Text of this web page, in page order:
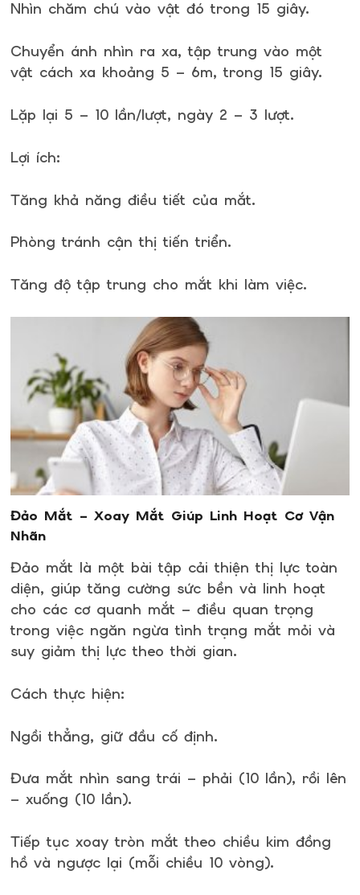
Nhìn chăm chú vào vật đó trong 15 giây.
Chuyển ánh nhìn ra xa, tập trung vào một
vật cách xa khoảng 5 – 6m, trong 15 giây.
Lặp lại 5 – 10 lần/lượt, ngày 2 – 3 lượt.
Lợi ích:
Tăng khả năng điều tiết của mắt.
Phòng tránh cận thị tiến triển.
Tăng độ tập trung cho mắt khi làm việc.
Đảo Mắt – Xoay Mắt Giúp Linh Hoạt Cơ Vận
Nhãn
Đảo mắt là một bài tập cải thiện thị lực toàn
diện, giúp tăng cường sức bền và linh hoạt
cho các cơ quanh mắt – điều quan trọng
trong việc ngăn ngừa tình trạng mắt mỏi và
suy giảm thị lực theo thời gian.
Cách thực hiện:
Ngồi thẳng, giữ đầu cố định.
Đưa mắt nhìn sang trái – phải (10 lần), rồi lên
– xuống (10 lần).
Tiếp tục xoay tròn mắt theo chiều kim đồng
hồ và ngược lại (mỗi chiều 10 vòng).